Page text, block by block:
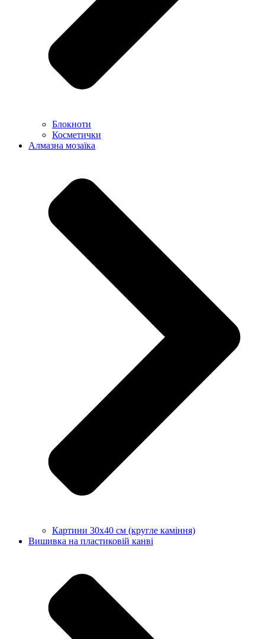
Блокноти
Косметички
Алмазна мозаїка
Картини 30х40 см (кругле каміння)
Вишивка на пластиковій канві